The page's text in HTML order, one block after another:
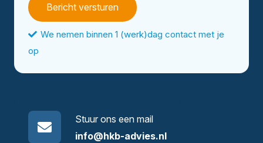
We nemen binnen 1 (werk)dag contact met je
op
Stuur ons een mail
info@hkb-advies.nl